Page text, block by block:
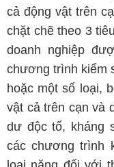
cả động vật trên
chặt chẽ theo 3
doanh nghiệp
chương trình kiểm
hoặc một số loại,
vật cả trên cạn và
dư độc tố, kháng
các chương trình